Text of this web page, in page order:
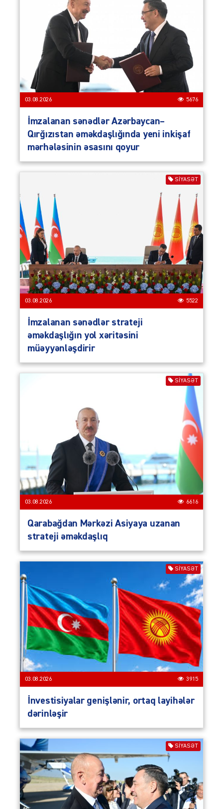
03.08.2026 5676
İmzalanan sənədlər Azərbaycan–
Qırğızıstan əməkdaşlığında yeni inkişaf
mərhələsinin əsasını qoyur
SIYASƏT
03.08.2026 5522
İmzalanan sənədlər strateji
əməkdaşlığın yol xəritəsini
müəyyənləşdirir
SIYASƏT
03.08.2026 6616
Qarabağdan Mərkəzi Asiyaya uzanan
strateji əməkdaşlıq
SIYASƏT
03.08.2026 3915
İnvestisiyalar genişlənir, ortaq layihələr
dərinləşir
SIYASƏT